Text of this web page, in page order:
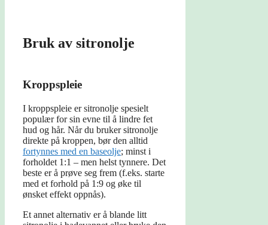
Bruk av sitronolje
Kroppspleie
I kroppspleie er sitronolje spesielt
populær for sin evne til å lindre fet
hud og hår. Når du bruker sitronolje
direkte på kroppen, bør den alltid
fortynnes med en baseolje; minst i
forholdet 1:1 – men helst tynnere. Det
beste er å prøve seg frem (f.eks. starte
med et forhold på 1:9 og øke til
ønsket effekt oppnås).
Et annet alternativ er å blande litt